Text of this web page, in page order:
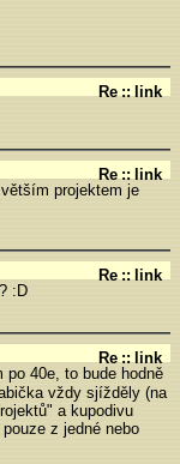
Re :: link
Re :: link
projektem je
Re :: link
:D
Re :: link
po 40e, to bude hodně
vždy sjížděly (na
a kupodivu
z jedné nebo